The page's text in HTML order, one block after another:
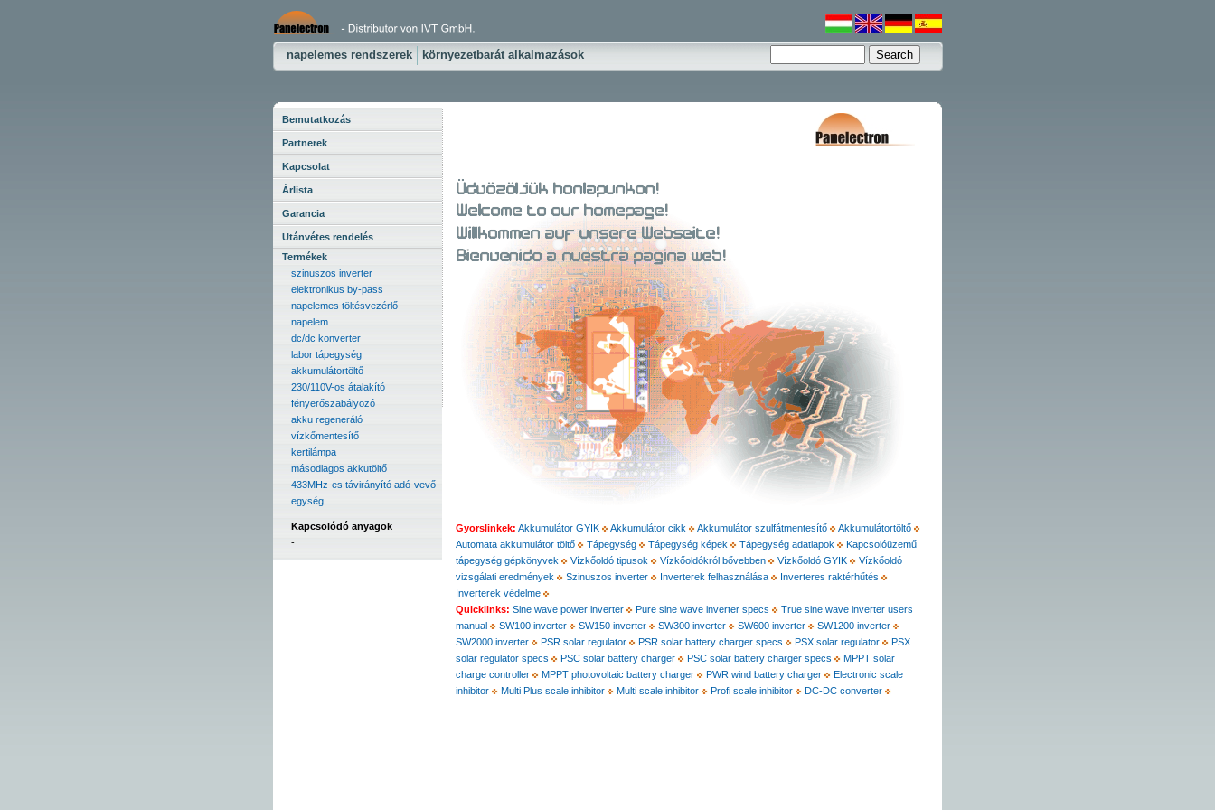
Top image
napelemes rendszerek környezetbarát alkalmazások
Bemutatkozás
Partnerek
Kapcsolat
Árlista
Garancia
Utánvétes rendelés
Termékek
szinuszos inverter
elektronikus by-pass
napelemes töltésvezérlő
napelem
dc/dc konverter
labor tápegység
akkumulátortöltő
230/110V-os átalakító
fényerőszabályozó
akku regeneráló
vízkőmentesítő
kertilámpa
másodlagos akkutöltő
433MHz-es távirányító adó-vevő
egység
Kapcsolódó anyagok
-
Gyorslinkek: Akkumulátor GYIK Akkumulátor cikk Akkumulátor szulfátmentesítő
Akkumulátortöltő
Automata akkumulátor töltő
Tápegység Tápegység képek Tápegység adatlapok
Kapcsolóüzemű
tápegység gépkönyvek
Vízkőoldó tipusok Vízkőoldókról bővebben Vízkőoldó GYIK
Vízkőoldó
vizsgálati eredmények
Szinuszos inverter Inverterek felhasználása
Inverteres raktérhűtés
Inverterek védelme
Quicklinks: Sine wave power inverter Pure sine wave inverter specs
True sine wave inverter users
manual
SW100 inverter SW150 inverter SW300 inverter SW600 inverter
SW1200 inverter
SW2000 inverter
PSR solar regulator PSR solar battery charger specs PSX solar regulator
PSX
solar regulator specs
PSC solar battery charger PSC solar battery charger specs
MPPT solar
charge controller
MPPT photovoltaic battery charger PWR wind battery charger
Electronic scale
inhibitor
Multi Plus scale inhibitor Multi scale inhibitor Profi scale inhibitor DC-DC converter